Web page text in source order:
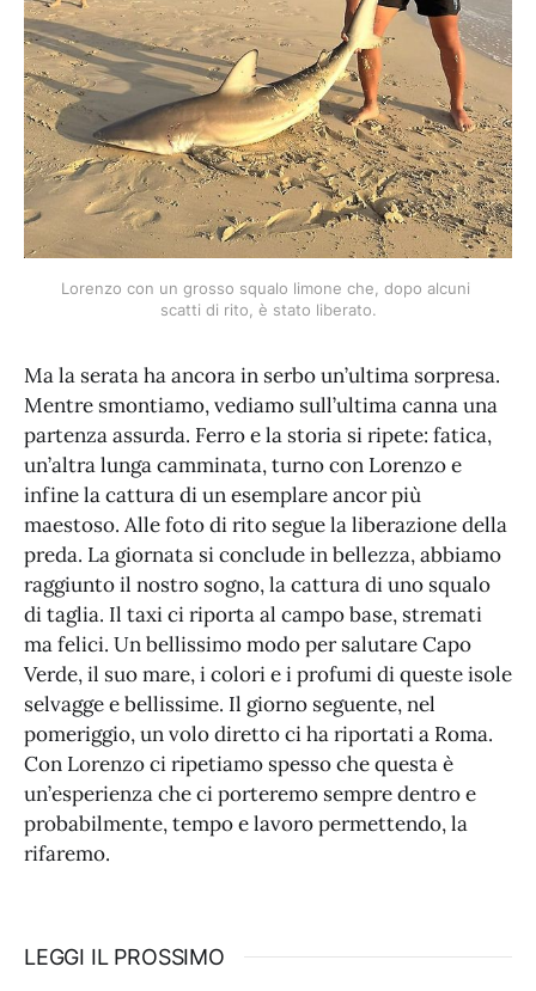
Lorenzo con un grosso squalo limone che, dopo alcuni
scatti di rito, è stato liberato.
Ma la serata ha ancora in serbo un’ultima sorpresa.
Mentre smontiamo, vediamo sull’ultima canna una
partenza assurda. Ferro e la storia si ripete: fatica,
un’altra lunga camminata, turno con Lorenzo e
infine la cattura di un esemplare ancor più
maestoso. Alle foto di rito segue la liberazione della
preda. La giornata si conclude in bellezza, abbiamo
raggiunto il nostro sogno, la cattura di uno squalo
di taglia. Il taxi ci riporta al campo base, stremati
ma felici. Un bellissimo modo per salutare Capo
Verde, il suo mare, i colori e i profumi di queste isole
selvagge e bellissime. Il giorno seguente, nel
pomeriggio, un volo diretto ci ha riportati a Roma.
Con Lorenzo ci ripetiamo spesso che questa è
un’esperienza che ci porteremo sempre dentro e
probabilmente, tempo e lavoro permettendo, la
rifaremo.
LEGGI IL PROSSIMO